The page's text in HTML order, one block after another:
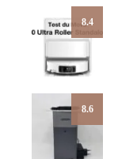
8.4
8.6